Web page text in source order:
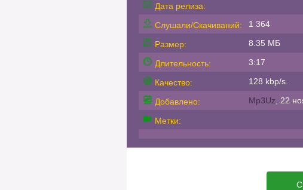
Дата релиза:
Слушали/Скачиваний:
1 364
Размер: 8.35 МБ
Длительность: 3:17
Качество: 128 kbp/s.
Добавлено: Mp3Uz , 22
Метки: